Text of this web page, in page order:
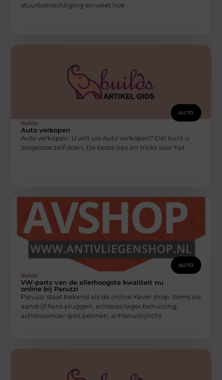
stuurbekrachtiging en weet hoe
AUTO
Builds
Auto verkopen
Auto verkopen U wilt uw Auto verkopen? Dat kunt u
zorgeloos zelf doen. De beste tips en tricks voor het
AUTO
Builds
VW-parts van de allerhoogste kwaliteit nu
online bij Paruzzi
Paruzzi staat bekend als dé online Kever shop. Items als
aandrijf flens pluggen, achteras lager behuizing,
achterasmoer split pennen, achteruitrijlicht